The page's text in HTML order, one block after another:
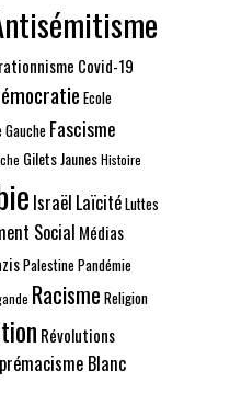
Covid-19
Ecole
Gauche Fascisme
Gilets JaunesHistoire
Israël LaïcitéLuttes
Social Médias
PalestinePandémie
Racisme Religion
Révolutions
Blanc